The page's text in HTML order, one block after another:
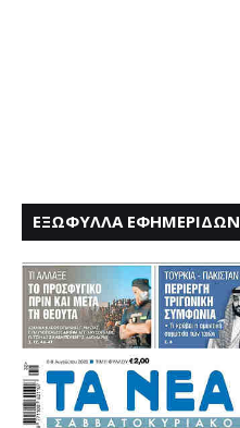
ΕΞΩΦΥΛΛΑ ΕΦΗΜΕΡΙΔΩΝ